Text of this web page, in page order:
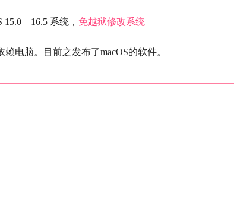
– 16.5 系统， 免越狱修改系统
电脑。目前之发布了macOS的软件。